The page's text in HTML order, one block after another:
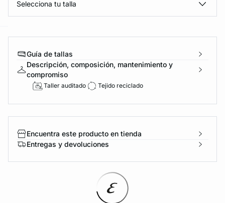
Selecciona tu talla
Guía de tallas
Descripción, composición, mantenimiento y
compromiso
Taller auditado Tejido reciclado
Encuentra este producto en tienda
Entregas y devoluciones